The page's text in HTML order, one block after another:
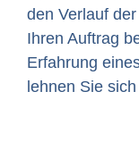
den Verlauf
Ihren Auftrag
Erfahrung
lehnen Sie